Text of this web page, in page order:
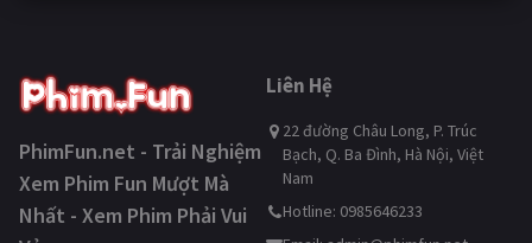
PhimFun.net - Trải Nghiệm
Xem Phim Fun Mượt Mà
Nhất - Xem Phim Phải Vui
Liên Hệ
22 đường Châu Long, P. Trúc
Bạch, Q. Ba Đình, Hà Nội, Việt
Nam
Hotline: 0985646233